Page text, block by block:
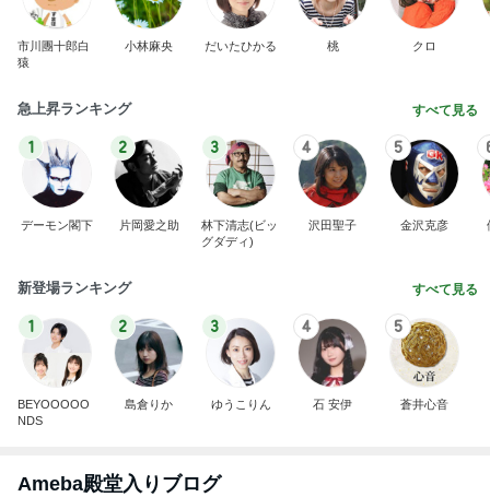
市川團十郎白
猿
小林麻央 だいたひかる 桃 クロ
急上昇ランキング すべて見る
1
デーモン閣下
2
片岡愛之助
3
林下清志(ビッ
グダディ)
4
沢田聖子
5
金沢克彦
新登場ランキング すべて見る
1
BEYOOOOO
NDS
2
島倉りか
3
ゆうこりん
4
石 安伊
5
蒼井心音
Ameba殿堂入りブログ